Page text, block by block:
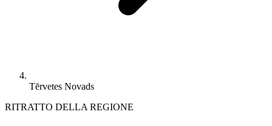
Tērvetes Novads
RITRATTO DELLA REGIONE